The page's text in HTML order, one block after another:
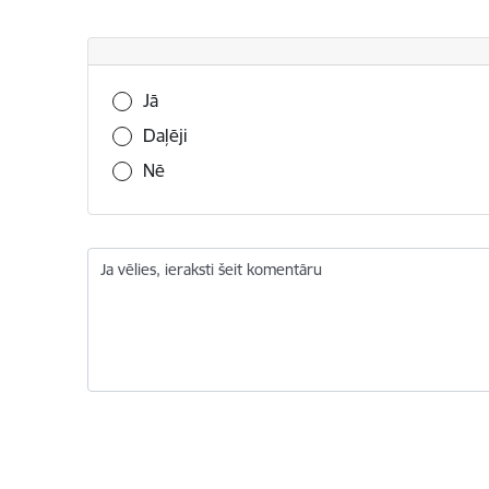
Vai šī informācija bija noderīga?
Jā
Daļēji
Nē
Ja vēlies, ieraksti šeit komentāru